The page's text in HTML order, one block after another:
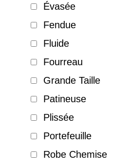
Évasée
Fendue
Fluide
Fourreau
Grande Taille
Patineuse
Plissée
Portefeuille
Robe Chemise